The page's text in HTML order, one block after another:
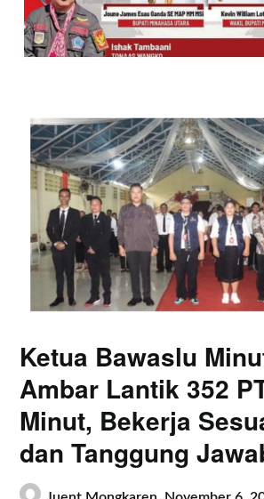
Ketua Bawaslu
Ambar Lantik 352
Minut, Bekerja
dan Tanggung